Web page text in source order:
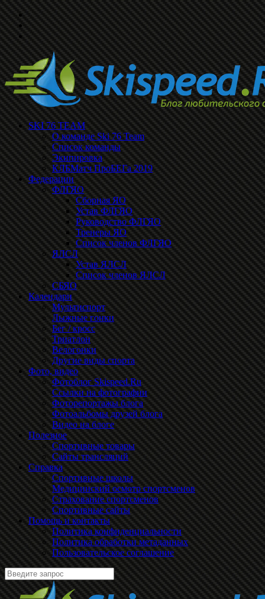
SKI 76 TEAM
О команде Ski 76 Team
Список команды
Экипировка
КЛБМатч ПроБЕГа 2019
Федерации
ФЛГЯО
Сборная ЯО
Устав ФЛГЯО
Руководство ФЛГЯО
Тренеры ЯО
Список членов ФЛГЯО
ЯЛСЛ
Устав ЯЛСЛ
Список членов ЯЛСЛ
СБЯО
Календари
Мультиспорт
Лыжные гонки
Бег / кросс
Триатлон
Велогонки
Другие виды спорта
Фото, видео
Фотоблог Skispeed.Ru
Ссылки на фотографии
Фоторепортажы блога
Фотоальбомы друзей блога
Видео на блоге
Полезное
Спортивные товары
Сайты трансляций
Справка
Спортивные школы
Медицинский осмотр спортсменов
Страхование спортсменов
Спортивные сайты
Помощь и контакты
Политика конфиденциальности
Политика обработки метаданных
Пользовательское соглашение